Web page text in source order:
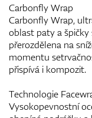
Carbonfly Wrap
Carbonfly Wrap,
oblast paty a
přerozdělena na
momentu
přispívá i kompozit.
Technologie
Vysokopevnostní